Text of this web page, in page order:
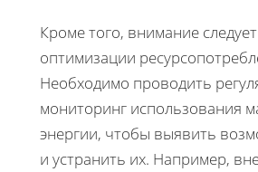
Кроме того, внимание
оптимизации
Необходимо проводить
мониторинг использования
энергии, чтобы выявить
и устранить их. Например,